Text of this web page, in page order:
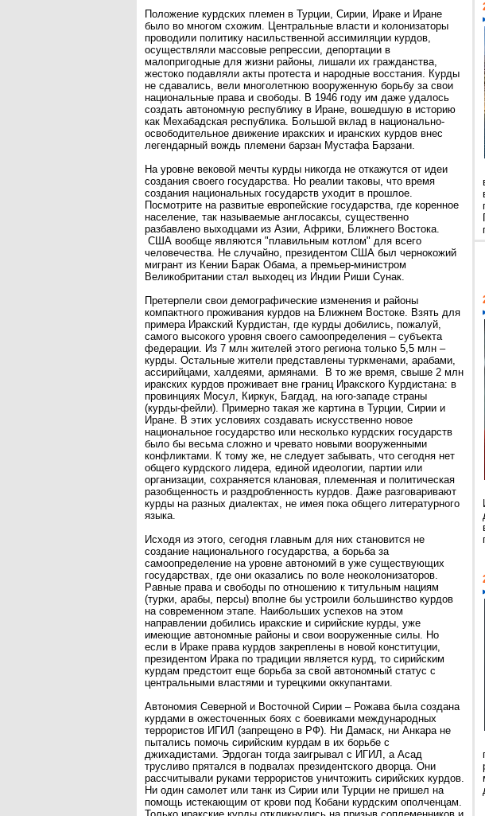
Положение курдских племен в Турции, Сирии, Ираке и Иране
было во многом схожим. Центральные власти и колонизаторы
проводили политику насильственной ассимиляции курдов,
осуществляли массовые репрессии, депортации в
малопригодные для жизни районы, лишали их гражданства,
жестоко подавляли акты протеста и народные восстания. Курды
не сдавались, вели многолетнюю вооруженную борьбу за свои
национальные права и свободы. В 1946 году им даже удалось
создать автономную республику в Иране, вошедшую в историю
как Мехабадская республика. Большой вклад в национально-
освободительное движение иракских и иранских курдов внес
легендарный вождь племени барзан Мустафа Барзани.
На уровне вековой мечты курды никогда не откажутся от идеи
создания своего государства. Но реалии таковы, что время
создания национальных государств уходит в прошлое.
Посмотрите на развитые европейские государства, где коренное
население, так называемые англосаксы, существенно
разбавлено выходцами из Азии, Африки, Ближнего Востока.
США вообще являются "плавильным котлом" для всего
человечества. Не случайно, президентом США был чернокожий
мигрант из Кении Барак Обама, а премьер-министром
Великобритании стал выходец из Индии Риши Сунак.
Претерпели свои демографические изменения и районы
компактного проживания курдов на Ближнем Востоке. Взять для
примера Иракский Курдистан, где курды добились, пожалуй,
самого высокого уровня своего самоопределения – субъекта
федерации. Из 7 млн жителей этого региона только 5,5 млн –
курды. Остальные жители представлены туркменами, арабами,
ассирийцами, халдеями, армянами. В то же время, свыше 2 млн
иракских курдов проживает вне границ Иракского Курдистана: в
провинциях Мосул, Киркук, Багдад, на юго-западе страны
(курды-фейли). Примерно такая же картина в Турции, Сирии и
Иране. В этих условиях создавать искусственно новое
национальное государство или несколько курдских государств
было бы весьма сложно и чревато новыми вооруженными
конфликтами. К тому же, не следует забывать, что сегодня нет
общего курдского лидера, единой идеологии, партии или
организации, сохраняется клановая, племенная и политическая
разобщенность и раздробленность курдов. Даже разговаривают
курды на разных диалектах, не имея пока общего литературного
языка.
Исходя из этого, сегодня главным для них становится не
создание национального государства, а борьба за
самоопределение на уровне автономий в уже существующих
государствах, где они оказались по воле неоколонизаторов.
Равные права и свободы по отношению к титульным нациям
(турки, арабы, персы) вполне бы устроили большинство курдов
на современном этапе. Наибольших успехов на этом
направлении добились иракские и сирийские курды, уже
имеющие автономные районы и свои вооруженные силы. Но
если в Ираке права курдов закреплены в новой конституции,
президентом Ирака по традиции является курд, то сирийским
курдам предстоит еще борьба за свой автономный статус с
центральными властями и турецкими оккупантами.
Автономия Северной и Восточной Сирии – Рожава была создана
курдами в ожесточенных боях с боевиками международных
террористов ИГИЛ (запрещено в РФ). Ни Дамаск, ни Анкара не
пытались помочь сирийским курдам в их борьбе с
джихадистами. Эрдоган тогда заигрывал с ИГИЛ, а Асад
трусливо прятался в подвалах президентского дворца. Они
рассчитывали руками террористов уничтожить сирийских курдов.
Ни один самолет или танк из Сирии или Турции не пришел на
помощь истекающим от крови под Кобани курдским ополченцам.